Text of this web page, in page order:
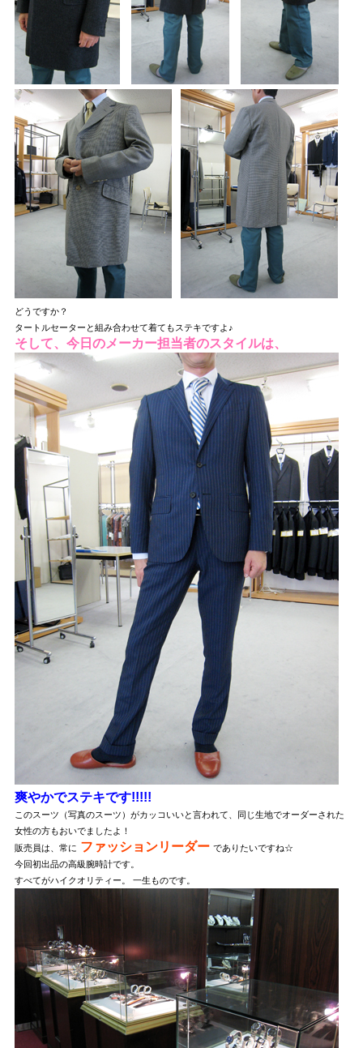
どうですか？
タートルセーターと組み合わせて着てもステキですよ♪
そして、今日のメーカー担当者のスタイルは、
爽やかでステキです!!!!!
このスーツ（写真のスーツ）がカッコいいと言われて、同じ生地でオーダーされた
女性の方もおいでましたよ！
販売員は、常に ファッションリーダー でありたいですね☆
今回初出品の高級腕時計です。
すべてがハイクオリティー。 一生ものです。